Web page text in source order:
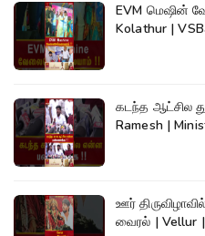
EVM மெஷின்
Kolathur |
கடந்த ஆட்சில
Ramesh |
ஊர்
வைரல் | Vellur |